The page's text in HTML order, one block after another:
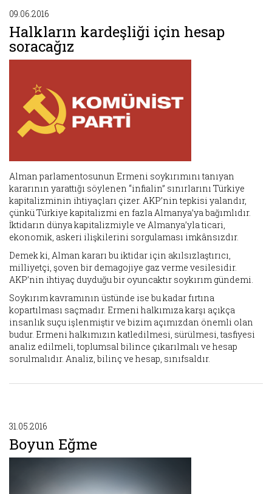
09.06.2016
Halkların kardeşliği için hesap
soracağız
Alman parlamentosunun Ermeni soykırımını tanıyan
kararının yarattığı söylenen “infialin” sınırlarını Türkiye
kapitalizminin ihtiyaçları çizer. AKP’nin tepkisi yalandır,
çünkü Türkiye kapitalizmi en fazla Almanya’ya bağımlıdır.
İktidarın dünya kapitalizmiyle ve Almanya’yla ticari,
ekonomik, askeri ilişkilerini sorgulaması imkânsızdır.
Demek ki, Alman kararı bu iktidar için akılsızlaştırıcı,
milliyetçi, şoven bir demagojiye gaz verme vesilesidir.
AKP’nin ihtiyaç duyduğu bir oyuncaktır soykırım gündemi.
Soykırım kavramının üstünde ise bu kadar fırtına
kopartılması saçmadır. Ermeni halkımıza karşı açıkça
insanlık suçu işlenmiştir ve bizim açımızdan önemli olan
budur. Ermeni halkımızın katledilmesi, sürülmesi, tasfiyesi
analiz edilmeli, toplumsal bilince çıkarılmalı ve hesap
sorulmalıdır. Analiz, bilinç ve hesap, sınıfsaldır.
31.05.2016
Boyun Eğme